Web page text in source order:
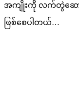
အကျိုးကို လက်တွဲဆေ
ဖြစ်စေပါတယ်…